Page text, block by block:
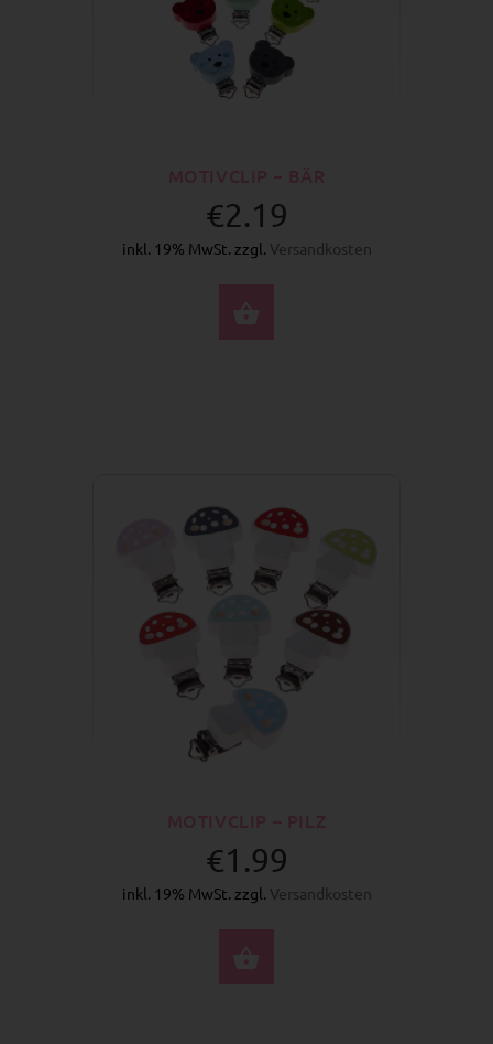
€2.19
inkl. 19% MwSt. zzgl. Versandkosten
€1.99
inkl. 19% MwSt. zzgl. Versandkosten